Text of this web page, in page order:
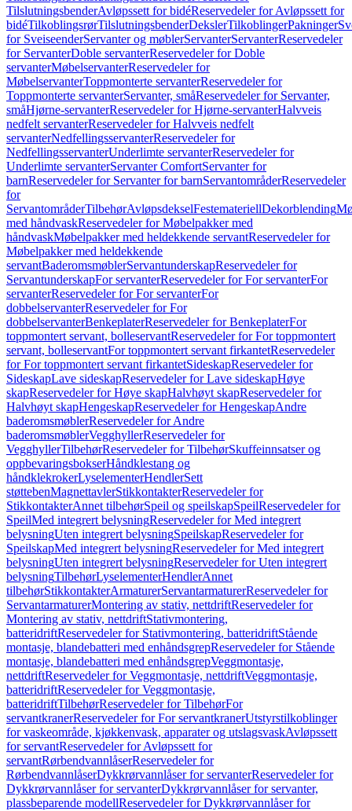
TilslutningsbenderAvløpssett for bidéReservedeler for Avløpssett for
bidéTilkoblingsrørTilslutningsbenderDekslerTilkoblingerPakninger
for SveiseenderServanter og møblerServanterServanterReservedeler
for ServanterDoble servanterReservedeler for Doble
servanterMøbelservanterReservedeler for
MøbelservanterToppmonterte servanterReservedeler for
Toppmonterte servanterServanter, småReservedeler for Servanter,
småHjørne-servanterReservedeler for Hjørne-servanterHalvveis
nedfelt servanterReservedeler for Halvveis nedfelt
servanterNedfellingsservanterReservedeler for
NedfellingsservanterUnderlimte servanterReservedeler for
Underlimte servanterServanter ComfortServanter for
barnReservedeler for Servanter for barnServantområderReservedeler
for
ServantområderTilbehørAvløpsdekselFestemateriellDekorblending
med håndvaskReservedeler for Møbelpakker med
håndvaskMøbelpakker med heldekkende servantReservedeler for
Møbelpakker med heldekkende
servantBaderomsmøblerServantunderskapReservedeler for
ServantunderskapFor servanterReservedeler for For servanterFor
servanterReservedeler for For servanterFor
dobbelservanterReservedeler for For
dobbelservanterBenkeplaterReservedeler for BenkeplaterFor
toppmontert servant, bolleservantReservedeler for For toppmontert
servant, bolleservantFor toppmontert servant firkantetReservedeler
for For toppmontert servant firkantetSideskapReservedeler for
SideskapLave sideskapReservedeler for Lave sideskapHøye
skapReservedeler for Høye skapHalvhøyt skapReservedeler for
Halvhøyt skapHengeskapReservedeler for HengeskapAndre
baderomsmøblerReservedeler for Andre
baderomsmøblerVegghyllerReservedeler for
VegghyllerTilbehørReservedeler for TilbehørSkuffeinnsatser og
oppbevaringsbokserHåndklestang og
håndklekrokerLyselementerHendlerSett
støttebenMagnettavlerStikkontakterReservedeler for
StikkontakterAnnet tilbehørSpeil og speilskapSpeilReservedeler for
SpeilMed integrert belysningReservedeler for Med integrert
belysningUten integrert belysningSpeilskapReservedeler for
SpeilskapMed integrert belysningReservedeler for Med integrert
belysningUten integrert belysningReservedeler for Uten integrert
belysningTilbehørLyselementerHendlerAnnet
tilbehørStikkontakterArmaturerServantarmaturerReservedeler for
ServantarmaturerMontering av stativ, nettdriftReservedeler for
Montering av stativ, nettdriftStativmontering,
batteridriftReservedeler for Stativmontering, batteridriftStående
montasje, blandebatteri med enhåndsgrepReservedeler for Stående
montasje, blandebatteri med enhåndsgrepVeggmontasje,
nettdriftReservedeler for Veggmontasje, nettdriftVeggmontasje,
batteridriftReservedeler for Veggmontasje,
batteridriftTilbehørReservedeler for TilbehørFor
servantkranerReservedeler for For servantkranerUtstyrstilkoblinger
for vaskeområde, kjøkkenvask, apparater og utslagsvaskAvløpssett
for servantReservedeler for Avløpssett for
servantRørbendvannlåserReservedeler for
RørbendvannlåserDykkrørvannlåser for servanterReservedeler for
Dykkrørvannlåser for servanterDykkrørvannlåser for servanter,
plassbeparende modellReservedeler for Dykkrørvannlåser for